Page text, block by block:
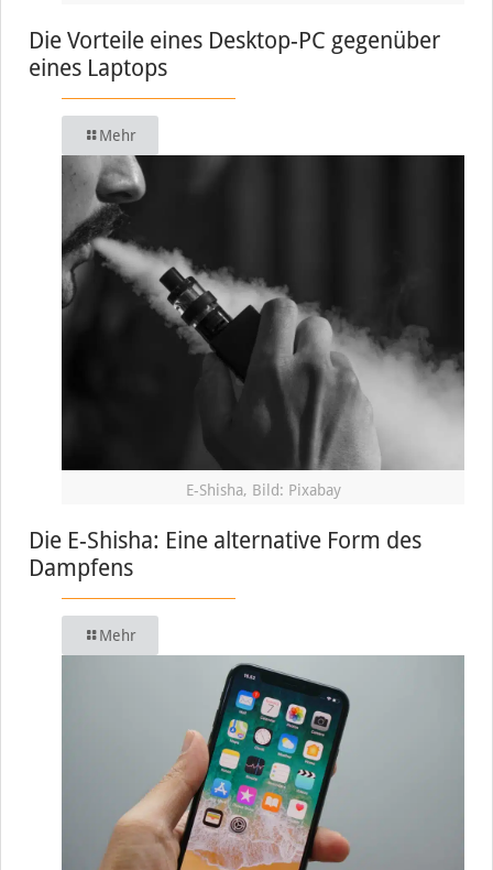
Die Vorteile eines Desktop-PC gegenüber
eines Laptops
Mehr
E-Shisha, Bild: Pixabay
Die E-Shisha: Eine alternative Form des
Dampfens
Mehr